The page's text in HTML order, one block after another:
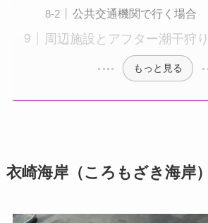
公共交通機関で行く場合
周辺施設とアフター潮干狩
もっと見る
衣崎海岸（ころもざき海岸